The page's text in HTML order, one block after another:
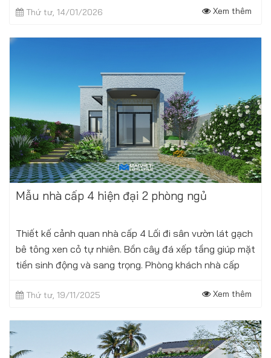
Thứ tư, 14/01/2026 Xem thêm
Mẫu nhà cấp 4 hiện đại 2 phòng ngủ
Thiết kế cảnh quan nhà cấp 4 Lối đi sân vườn lát gạch
bê tông xen cỏ tự nhiên. Bồn cây đá xếp tầng giúp mặt
tiền sinh động và sang trọng. Phòng khách nhà cấp
Thứ tư, 19/11/2025 Xem thêm